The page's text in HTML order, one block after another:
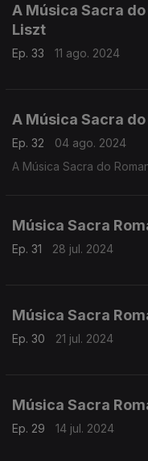
A Música Sacra
Liszt
Ep. 33 11 ago. 2024
A Música Sacra
Ep. 32
04 ago. 2024
A Música Sacra do
Música Sacra
Ep. 31 28 jul. 2024
Música Sacra
Ep. 30 21 jul. 2024
Música Sacra
Ep. 29 14 jul. 2024